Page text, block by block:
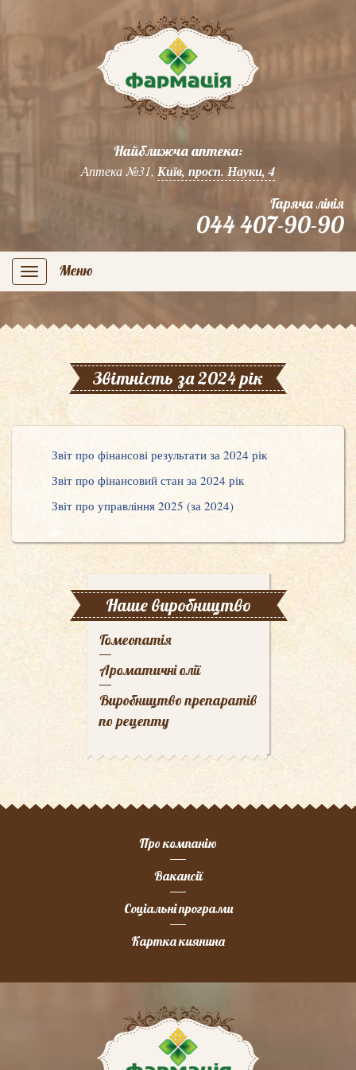
Найближча аптека:
Аптека №31, Київ, просп. Науки, 4
Гаряча лінія
044 407-90-90
navigation
Меню
Звітність за 2024 рік
Звіт про фінансові результати за 2024 рік
Звіт про фінансовий стан за 2024 рік
Звіт про управління 2025 (за 2024)
Наше виробництво
Гомеопатія
Ароматичні олії
Виробництво препаратів
по рецепту
Про компанію
Вакансії
Соціальні програми
Картка киянина